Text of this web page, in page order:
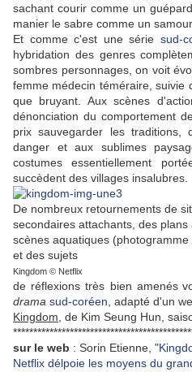
sachant courir comme un
manier le sabre comme un
Et comme c'est une série sud-
hybridation des genres
sombres personnages, on voit
femme médecin téméraire, suivie
que bruyant. Aux scènes
dénonciation du comportement
prix sauvegarder les
danger et aux sublimes
costumes essentiellement
succèdent des villages insalubres.
De nombreux retournements de
secondaires attachants, des
scènes aquatiques (photogramme
et des sujets
Kingdom © Netflix
de réflexions très bien amenés
drama sud-coréen , adapté d'un
Kingdom , de Kim Seung Hun,
sur le web : Sorin Etienne,
Netflix délpoie les moyens du